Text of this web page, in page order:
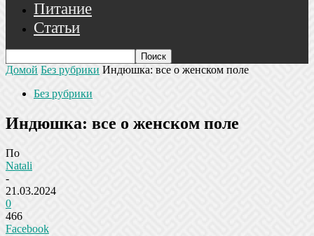
Питание
Статьи
Домой Без рубрики Индюшка: все о женском поле
Без рубрики
Индюшка: все о женском поле
По
Natali
-
21.03.2024
0
466
Facebook